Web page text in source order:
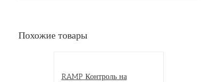
Похожие товары
RAMP Контроль на